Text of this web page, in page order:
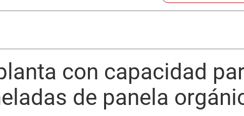
con capacidad
de panela